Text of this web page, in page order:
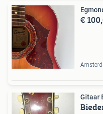
€
Gitaar